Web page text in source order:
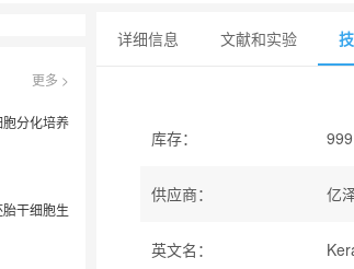
更多 >
分化培养
干细胞生
详细信息 文献和实验
库存： 999
供应商： 亿
英文名 ：